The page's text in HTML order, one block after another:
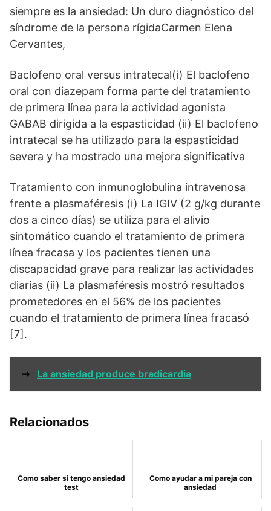
siempre es la ansiedad: Un duro diagnóstico del
síndrome de la persona rígidaCarmen Elena
Cervantes,
Baclofeno oral versus intratecal(i) El baclofeno
oral con diazepam forma parte del tratamiento
de primera línea para la actividad agonista
GABAB dirigida a la espasticidad (ii) El baclofeno
intratecal se ha utilizado para la espasticidad
severa y ha mostrado una mejora significativa
Tratamiento con inmunoglobulina intravenosa
frente a plasmaféresis (i) La IGIV (2 g/kg durante
dos a cinco días) se utiliza para el alivio
sintomático cuando el tratamiento de primera
línea fracasa y los pacientes tienen una
discapacidad grave para realizar las actividades
diarias (ii) La plasmaféresis mostró resultados
prometedores en el 56% de los pacientes
cuando el tratamiento de primera línea fracasó
[7].
➞ La ansiedad produce bradicardia
Relacionados
Como saber si tengo ansiedad
test
Como ayudar a mi pareja con
ansiedad